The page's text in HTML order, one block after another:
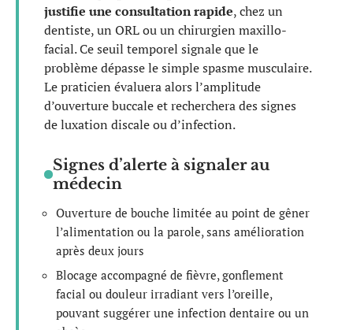
justifie une consultation rapide, chez un
dentiste, un ORL ou un chirurgien maxillo-
facial. Ce seuil temporel signale que le
problème dépasse le simple spasme musculaire.
Le praticien évaluera alors l’amplitude
d’ouverture buccale et recherchera des signes
de luxation discale ou d’infection.
Signes d’alerte à signaler au
médecin
Ouverture de bouche limitée au point de gêner
l’alimentation ou la parole, sans amélioration
après deux jours
Blocage accompagné de fièvre, gonflement
facial ou douleur irradiant vers l’oreille,
pouvant suggérer une infection dentaire ou un